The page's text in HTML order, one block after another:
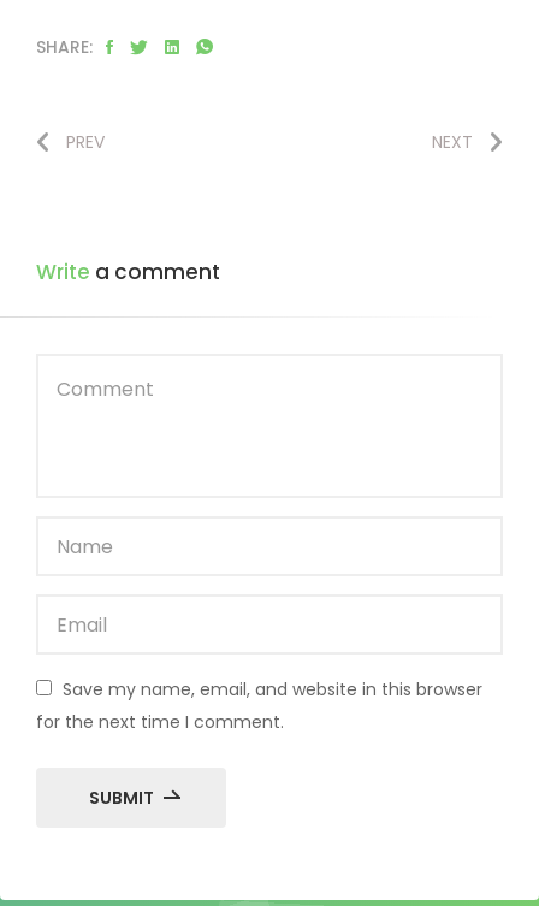
SHARE:
PREV NEXT
Write a comment
Save my name, email, and website in this browser
for the next time I comment.
SUBMIT